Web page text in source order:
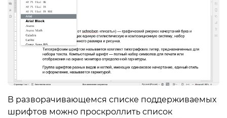
В разворачивающемся списке поддерживаемых
шрифтов можно проскроллить список